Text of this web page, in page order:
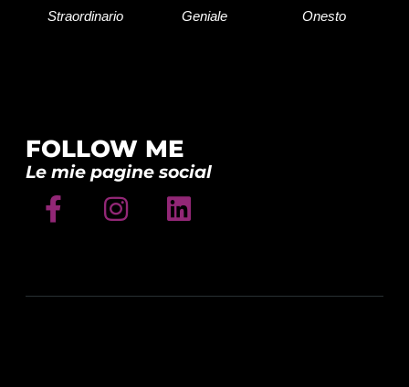
Straordinario Geniale Onesto
FOLLOW ME
Le mie pagine social